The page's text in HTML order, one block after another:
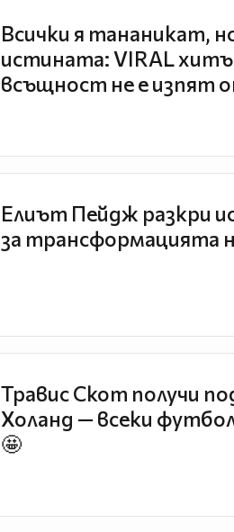
Всички я тананикат,
истината: VIRAL
всъщност не е изпят
Елиът Пейдж разкри
за трансформацията
Травис Скот получи
Холанд — всеки
🤩